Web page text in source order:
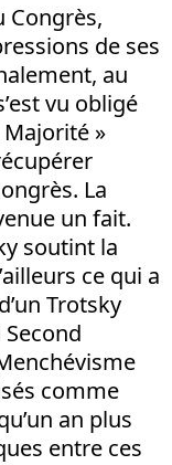
Congrès,
de ses
au
vu obligé
Majorité »
La
un fait.
soutint la
ce qui a
Trotsky
comme
an plus
entre ces